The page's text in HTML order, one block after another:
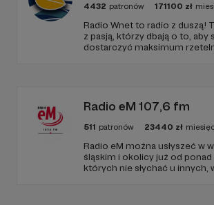
4432 patronów 171100 zł
Radio Wnet to radio z duszą!
z pasją, którzy dbają o to, aby
dostarczyć maksimum
Radio eM 107,6 fm
511 patronów 23440 zł
Radio eM można usłyszeć w
śląskim i okolicy już od ponad
których nie słychać u innych,